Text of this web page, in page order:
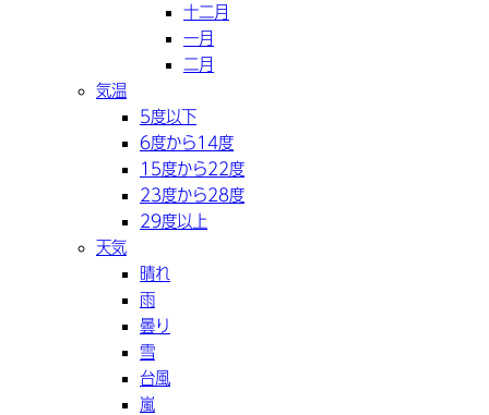
十二月
一月
二月
気温
5度以下
6度から14度
15度から22度
23度から28度
29度以上
天気
晴れ
雨
曇り
雪
台風
嵐